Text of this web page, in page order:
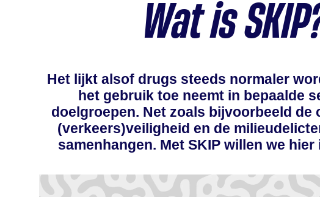
Wat is
Het lijkt alsof drugs steeds normaler
het gebruik toe neemt in bepaalde
doelgroepen. Net zoals bijvoorbeeld de
(verkeers)veiligheid en de
samenhangen. Met SKIP willen we hier